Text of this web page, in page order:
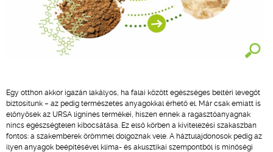
Egy otthon akkor igazán lakályos, ha falai között egészséges beltéri levegőt
biztosítunk – az pedig természetes anyagokkal érhető el. Már csak emiatt is
előnyösek az URSA lignines termékei, hiszen ennek a ragasztóanyagnak
nincs egészségtelen kibocsátása. Ez első körben a kivitelezési szakaszban
fontos: a szakemberek örömmel dolgoznak vele. A háztulajdonosok pedig az
ilyen anyagok beépítésével klíma- és akusztikai szempontból is minőségi